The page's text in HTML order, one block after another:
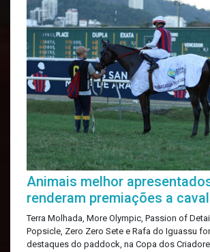
Animais melhor
renderam premiações a
Terra Molhada, More Olympic, Passion of
Popsicle, Zero Zero Sete e Rafa do Iguassu
destaques do paddock, na Copa dos